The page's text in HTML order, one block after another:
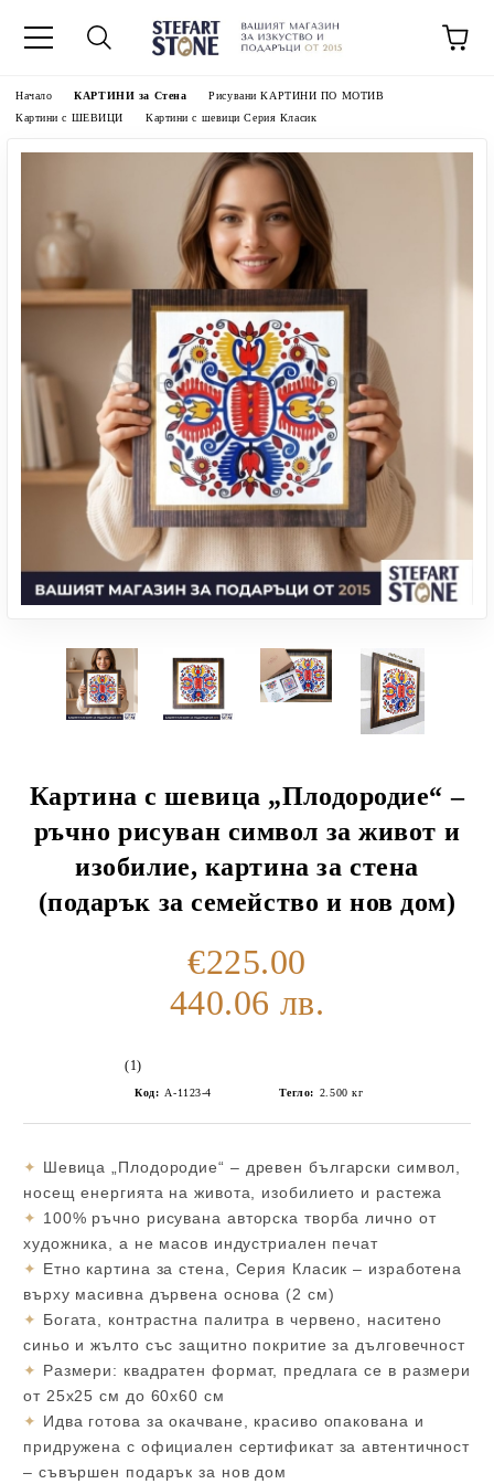
Начало КАРТИНИ за Стена
Рисувани КАРТИНИ ПО МОТИВ
Картини с ШЕВИЦИ
Картини с шевици Серия Класик
Картина с шевица „Плодородие“ –
ръчно рисуван символ за живот и
изобилие, картина за стена
(подарък за семейство и нов дом)
€225.00
440.06 лв.
(1)
Код: А-1123-4 Тегло: 2.500 кг
✦ Шевица „Плодородие“ – древен български символ,
носещ енергията на живота, изобилието и растежа
✦ 100% ръчно рисувана авторска творба лично от
художника, а не масов индустриален печат
✦ Етно картина за стена, Серия Класик – изработена
върху масивна дървена основа (2 см)
✦ Богата, контрастна палитра в червено, наситено
синьо и жълто със защитно покритие за дълговечност
✦ Размери: квадратен формат, предлага се в размери
от 25х25 см до 60х60 см
✦ Идва готова за окачване, красиво опакована и
придружена с официален сертификат за автентичност
– съвършен подарък за нов дом